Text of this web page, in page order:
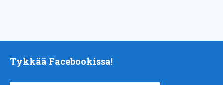
Tykkää Facebookissa!